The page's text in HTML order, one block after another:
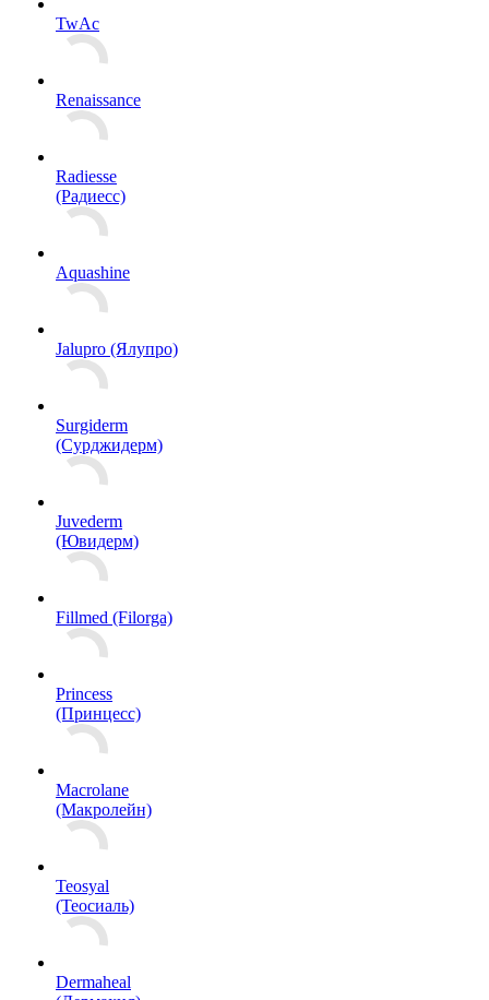
TwAc
Renaissance
Radiesse
(Радиесс)
Aquashine
Jalupro (Ялупро)
Surgiderm
(Сурджидерм)
Juvederm
(Ювидерм)
Fillmed (Filorga)
Princess
(Принцесс)
Macrolane
(Макролейн)
Teosyal
(Теосиаль)
Dermaheal